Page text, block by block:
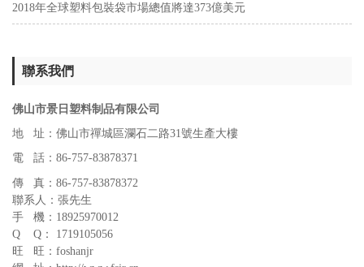
2018年全球塑料包裝袋市場總值將達373億美元
聯系我們
佛山市景日塑料制品有限公司
地 址：佛山市禪城區瀾石二路31號生產大樓
電 話：86-757-83878371
傳 真：86-757-83878372
聯系人：張先生
手 機：18925970012
Q Q： 1719105056
旺 旺：foshanjr